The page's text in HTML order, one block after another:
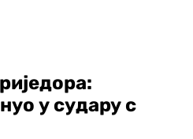
у судару с